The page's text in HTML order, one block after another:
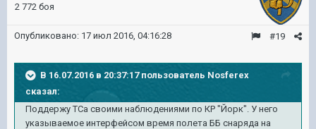
2 772 боя
#19
Опубликовано: 17 июл 2016, 04:16:28
В 16.07.2016 в 20:37:17 пользователь Nosferex
сказал:
Поддержу ТСа своими наблюдениями по КР "Йорк". У него
указываемое интерфейсом время полета ББ снаряда на